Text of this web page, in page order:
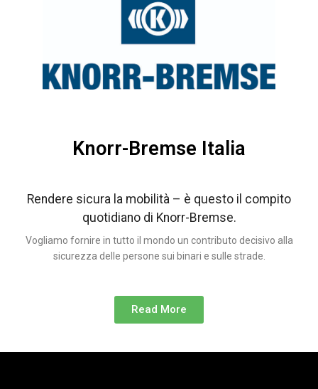
Knorr-Bremse Italia
Rendere sicura la mobilità – è questo il compito
quotidiano di Knorr-Bremse.
Vogliamo fornire in tutto il mondo un contributo decisivo alla
sicurezza delle persone sui binari e sulle strade.
Read More